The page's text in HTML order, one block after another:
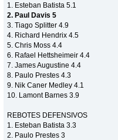
1. Esteban Batista 5.1
2. Paul Davis 5
3. Tiago Splitter 4.9
4. Richard Hendrix 4.5
5. Chris Moss 4.4
6. Rafael Hettsheimeir 4.4
7. James Augustine 4.4
8. Paulo Prestes 4.3
9. Nik Caner Medley 4.1
10. Lamont Barnes 3.9
REBOTES DEFENSIVOS
1. Esteban Batista 3.3
2. Paulo Prestes 3